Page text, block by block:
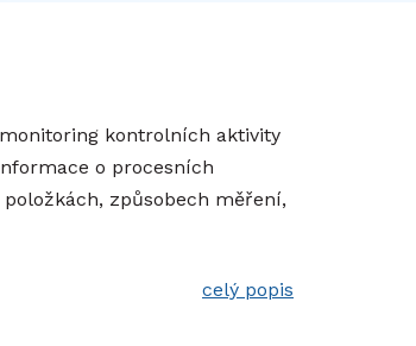
kontrolních aktivity
o procesních
způsobech měření,
celý popis